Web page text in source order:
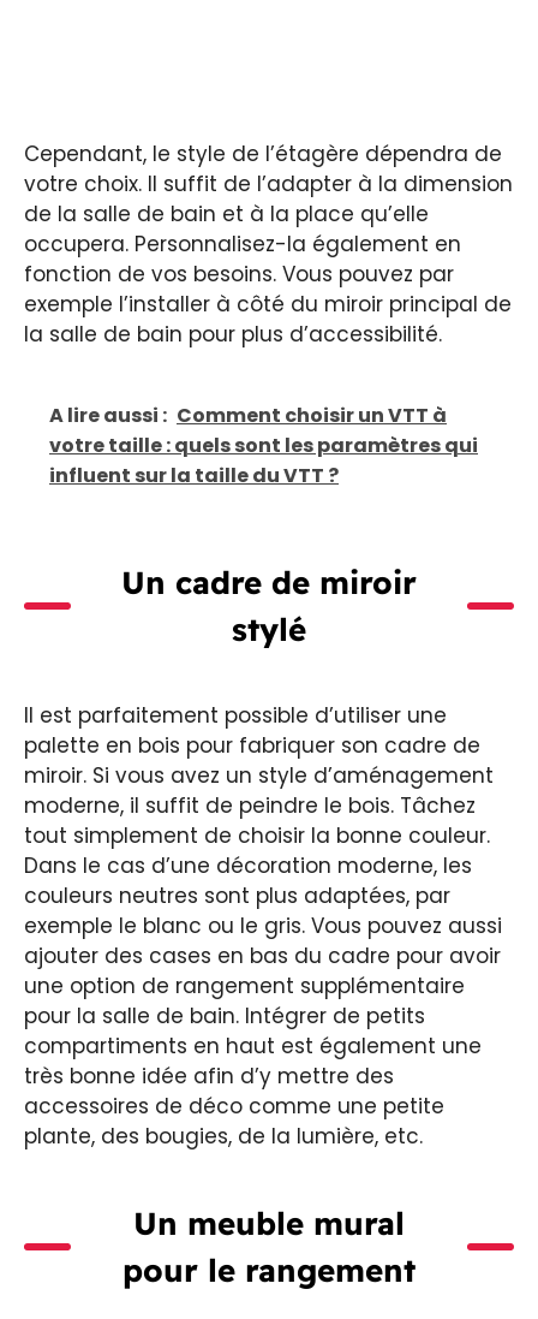
Cependant, le style de l’étagère dépendra de
votre choix. Il suffit de l’adapter à la dimension
de la salle de bain et à la place qu’elle
occupera. Personnalisez-la également en
fonction de vos besoins. Vous pouvez par
exemple l’installer à côté du miroir principal de
la salle de bain pour plus d’accessibilité.
A lire aussi : Comment choisir un VTT à
votre taille : quels sont les paramètres qui
influent sur la taille du VTT ?
Un cadre de miroir
stylé
Il est parfaitement possible d’utiliser une
palette en bois pour fabriquer son cadre de
miroir. Si vous avez un style d’aménagement
moderne, il suffit de peindre le bois. Tâchez
tout simplement de choisir la bonne couleur.
Dans le cas d’une décoration moderne, les
couleurs neutres sont plus adaptées, par
exemple le blanc ou le gris. Vous pouvez aussi
ajouter des cases en bas du cadre pour avoir
une option de rangement supplémentaire
pour la salle de bain. Intégrer de petits
compartiments en haut est également une
très bonne idée afin d’y mettre des
accessoires de déco comme une petite
plante, des bougies, de la lumière, etc.
Un meuble mural
pour le rangement